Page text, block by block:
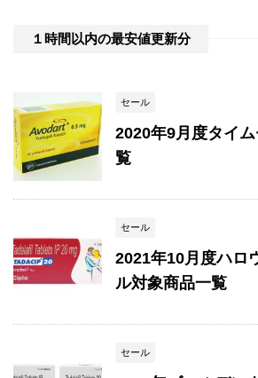
１時間以内の最安値更新分
セール
2020年9月度タイ
覧
セール
2021年10月度ハロ
ル対象商品一覧
セール